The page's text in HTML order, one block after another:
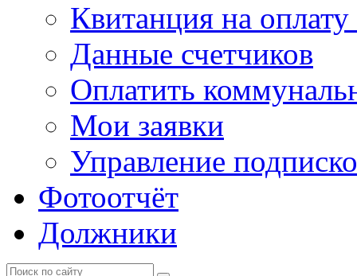
Квитанция на
Данные счетчиков
Оплатить
Мои заявки
Управление
Фотоотчёт
Должники